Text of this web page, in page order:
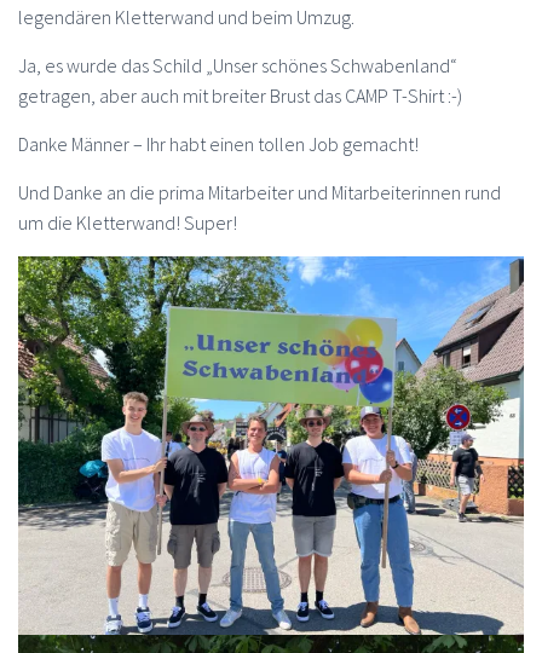
legendären Kletterwand und beim Umzug.
Ja, es wurde das Schild „Unser schönes Schwabenland“
getragen, aber auch mit breiter Brust das CAMP T-Shirt :-)
Danke Männer – Ihr habt einen tollen Job gemacht!
Und Danke an die prima Mitarbeiter und Mitarbeiterinnen rund
um die Kletterwand! Super!